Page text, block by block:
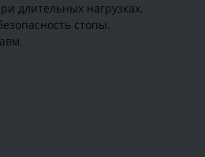
длительных нагрузках.
стопы.